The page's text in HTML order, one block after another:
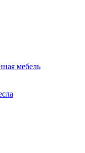
мебель